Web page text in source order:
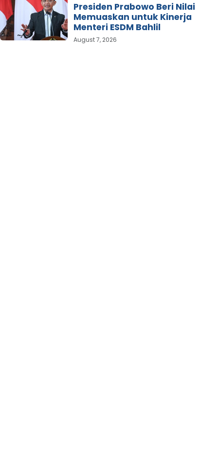
Presiden Prabowo Beri Nilai
Memuaskan untuk Kinerja
Menteri ESDM Bahlil
August 7, 2026